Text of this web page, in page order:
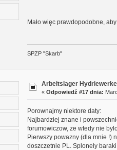
Mało więc prawdopodobne,
SPZP "Skarb"
Arbeitslager
«Odpowiedź #17 dnia:
Porownajmy niektore daty:
Najbardziej znane i
forumowiczow, ze wtedy nie
Pierwszy powazny (dla mnie !)
doszczetnie PL. Splonely